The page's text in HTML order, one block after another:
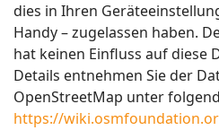
dies in Ihren
Handy – zugelassen haben.
hat keinen Einfluss auf diese
Details entnehmen Sie der
OpenStreetMap unter
https://